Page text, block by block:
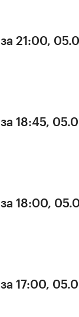
21:00,
18:45,
18:00,
17:00,